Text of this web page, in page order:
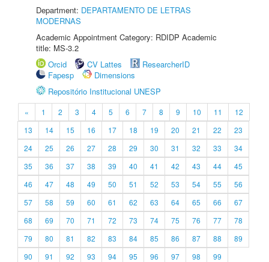
Department: DEPARTAMENTO DE LETRAS
MODERNAS
Academic Appointment Category: RDIDP Academic
title: MS-3.2
Orcid
CV Lattes
ResearcherID
Fapesp
Dimensions
Repositório Institucional UNESP
« 1 2 3 4 5 6 7 8 9 10 11
12
13
14 15 16 17 18 19 20 21 22
23
24
25 26 27 28 29 30 31 32 33
34
35
36 37 38 39 40 41 42 43 44
45
46
47 48 49 50 51 52 53 54 55
56
57
58 59 60 61 62 63 64 65 66
67
68
69 70 71 72 73 74 75 76 77
78
79
80 81 82 83 84 85 86 87 88
89
90
91 92 93 94 95 96 97 98
99